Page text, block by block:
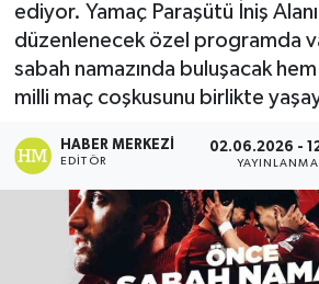
ediyor. Yamaç Paraşütü İniş
düzenlenecek özel programda
sabah namazında buluşacak
milli maç coşkusunu birlikte
HABER MERKEZI
EDITÖR
02.06.2026 -
YAYINLANMA